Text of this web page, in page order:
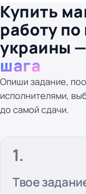
Купить
работу
украины —
шага
Опиши задание,
исполнителями,
до самой сдачи.
Твое